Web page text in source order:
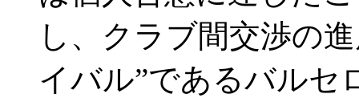
し、クラブ間交渉の
イバル”であるバルセ